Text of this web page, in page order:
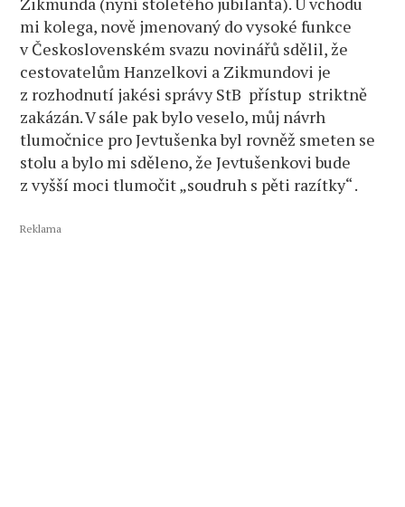
mi kolega, nově jmenovaný do vysoké funkce
v Československém svazu novinářů sdělil, že
cestovatelům Hanzelkovi a Zikmundovi je
z rozhodnutí jakési správy StB přístup striktně
zakázán. V sále pak bylo veselo, můj návrh
tlumočnice pro Jevtušenka byl rovněž smeten se
stolu a bylo mi sděleno, že Jevtušenkovi bude
z vyšší moci tlumočit „soudruh s pěti razítky“ .
Reklama